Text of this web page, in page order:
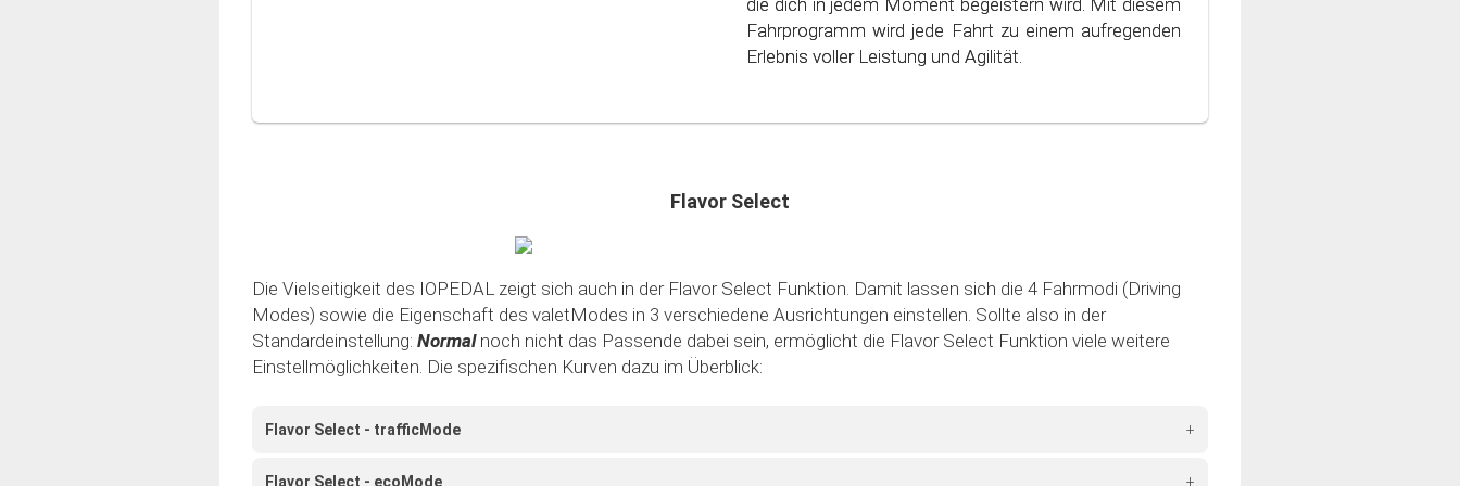
schonen. Steig ein in die Welt des bewussten und
sparsamen Fahrens!
Fahrprogramm wird jede Fahrt zu einem aufregenden
Erlebnis voller Leistung und Agilität.
Flavor Select
Die Vielseitigkeit des IOPEDAL zeigt sich auch in der Flavor Select Funktion. Damit lassen sich die 4 Fahrmodi (Driving
Modes) sowie die Eigenschaft des valetModes in 3 verschiedene Ausrichtungen einstellen. Sollte also in der
Standardeinstellung: Normal noch nicht das Passende dabei sein, ermöglicht die Flavor Select Funktion viele weitere
Einstellmöglichkeiten. Die spezifischen Kurven dazu im Überblick:
Flavor Select - trafficMode +
Flavor Select - ecoMode +